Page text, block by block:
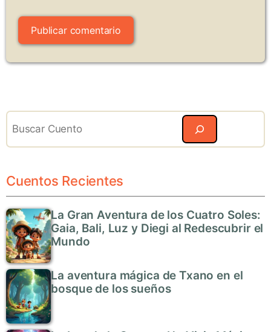
Cuentos Recientes
La Gran Aventura de los Cuatro Soles:
Gaia, Bali, Luz y Diegi al Redescubrir el
Mundo
La aventura mágica de Txano en el
bosque de los sueños